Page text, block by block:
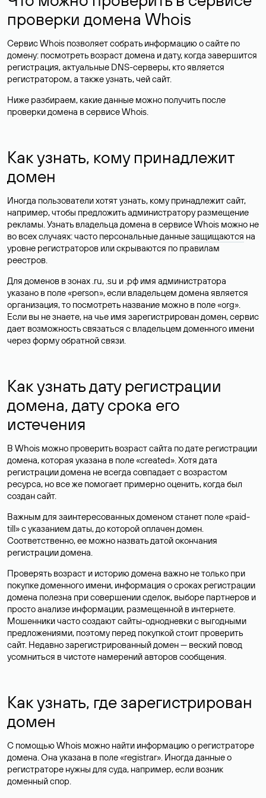
проверки домена Whois
Сервис Whois позволяет собрать информацию о сайте по
домену: посмотреть возраст домена и дату, когда завершится
регистрация, актуальные DNS-серверы, кто является
регистратором, а также узнать, чей сайт.
Ниже разбираем, какие данные можно получить после
проверки домена в сервисе Whois.
Как узнать, кому принадлежит
домен
Иногда пользователи хотят узнать, кому принадлежит сайт,
например, чтобы предложить администратору размещение
рекламы. Узнать владельца домена в сервисе Whois можно не
во всех случаях: часто персональные данныезащищаются на
уровне регистраторов или скрываются по правилам
реестров.
Для доменов в зонах .ru, .su и .рф имя администратора
указано в поле «person», если владельцем домена является
организация, то посмотреть название можно в поле «org».
Если вы не знаете, на чье имя зарегистрирован домен, сервис
дает возможность связаться с владельцем доменного имени
через форму обратной связи.
Как узнать дату регистрации
домена, дату срока его
истечения
В Whois можно проверить возраст сайта по дате регистрации
домена, которая указана в поле «created». Хотя дата
регистрации домена не всегда совпадает с возрастом
ресурса, но все же помогает примерно оценить, когда был
создан сайт.
Важным для заинтересованных доменом станет поле «paid-
till» с указанием даты, до которой оплачен домен.
Соответственно, ее можно назвать датой окончания
регистрации домена.
Проверять возраст и историю домена важно не только при
покупке доменного имени, информация о сроках регистрации
домена полезна при совершении сделок, выборе партнеров и
просто анализе информации, размещенной в интернете.
Мошенники часто создают сайты-однодневки с выгодными
предложениями, поэтому перед покупкой стоит проверить
сайт. Недавно зарегистрированный домен — веский повод
усомниться в чистоте намерений авторов сообщения.
Как узнать, где зарегистрирован
домен
С помощью Whois можно найти информацию о регистраторе
домена. Она указана в поле «registrar». Иногда данные о
регистраторе нужны для суда, например, если возник
доменный спор.